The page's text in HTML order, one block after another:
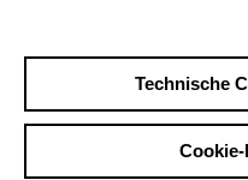
Sa29.8. Technische